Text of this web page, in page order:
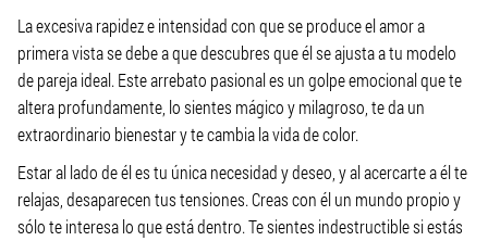
La excesiva rapidez e intensidad con que se produce el amor a
primera vista se debe a que descubres que él se ajusta a tu modelo
de pareja ideal. Este arrebato pasional es un golpe emocional que te
altera profundamente, lo sientes mágico y milagroso, te da un
extraordinario bienestar y te cambia la vida de color.
Estar al lado de él es tu única necesidad y deseo, y al acercarte a él te
relajas, desaparecen tus tensiones. Creas con él un mundo propio y
sólo te interesa lo que está dentro. Te sientes indestructible si estás